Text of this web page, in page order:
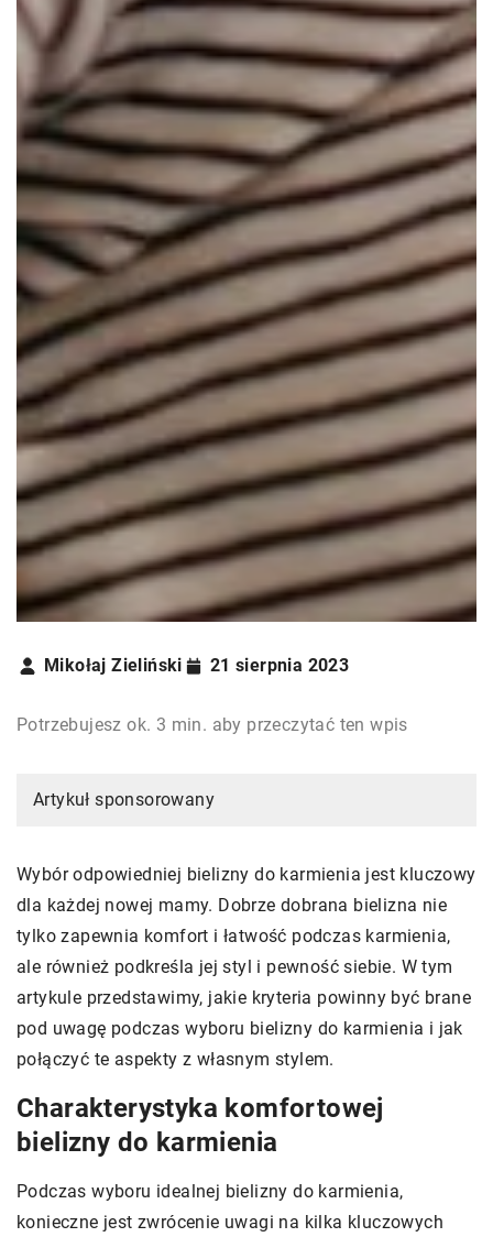
Mikołaj Zieliński 21 sierpnia 2023
Potrzebujesz ok. 3 min. aby przeczytać ten wpis
Artykuł sponsorowany
Wybór odpowiedniej bielizny do karmienia jest kluczowy
dla każdej nowej mamy. Dobrze dobrana bielizna nie
tylko zapewnia komfort i łatwość podczas karmienia,
ale również podkreśla jej styl i pewność siebie. W tym
artykule przedstawimy, jakie kryteria powinny być brane
pod uwagę podczas wyboru bielizny do karmienia i jak
połączyć te aspekty z własnym stylem.
Charakterystyka komfortowej
bielizny do karmienia
Podczas wyboru idealnej bielizny do karmienia,
konieczne jest zwrócenie uwagi na kilka kluczowych